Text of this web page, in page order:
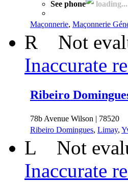
See phone
loading...
Maçonnerie, Maçonnerie
R Not
Inaccurate
Ribeiro
78b Avenue Wilson | 78520
Ribeiro Domingues, Limay,
L Not
Inaccurate